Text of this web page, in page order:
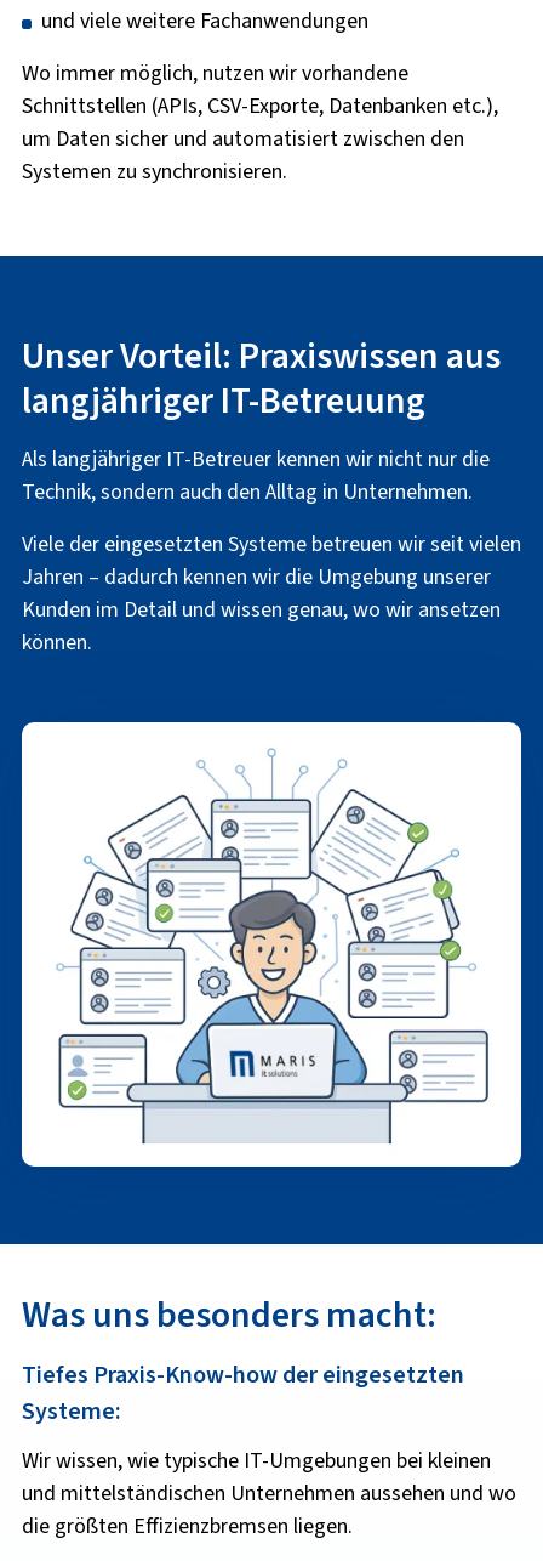
und viele weitere Fachanwendungen
Wo immer möglich, nutzen wir vorhandene
Schnittstellen (APIs, CSV-Exporte, Datenbanken etc.),
um Daten sicher und automatisiert zwischen den
Systemen zu synchronisieren.
Unser Vorteil: Praxiswissen aus
langjähriger IT-Betreuung
Als langjähriger IT-Betreuer kennen wir nicht nur die
Technik, sondern auch den Alltag in Unternehmen.
Viele der eingesetzten Systeme betreuen wir seit vielen
Jahren – dadurch kennen wir die Umgebung unserer
Kunden im Detail und wissen genau, wo wir ansetzen
können.
Was uns besonders macht:
Tiefes Praxis-Know-how der eingesetzten
Systeme:
Wir wissen, wie typische IT-Umgebungen bei kleinen
und mittelständischen Unternehmen aussehen und wo
die größten Effizienzbremsen liegen.